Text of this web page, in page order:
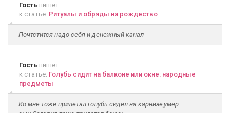
Гость пишет
к статье: Ритуалы и обряды на рождество
Почтстится надо себя и денежный канал
Гость пишет
к статье: Голубь сидит на балконе или окне: народные
предметы
Ко мне тоже прилетал голубь сидел на карнизе,умер